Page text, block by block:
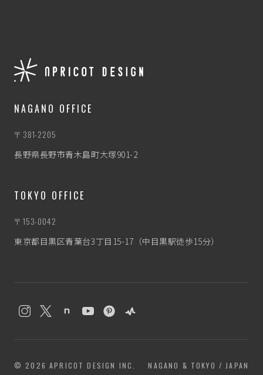
NAGANO OFFICE
〒381-2205
長野県長野市青木島町大塚901-2
TOKYO OFFICE
〒153-0042
東京都目黒区青葉台3丁目15-17（中目黒駅徒歩15分）
© 2026 APRICOT DESIGN INC. NAGANO & TOKYO / JAPAN